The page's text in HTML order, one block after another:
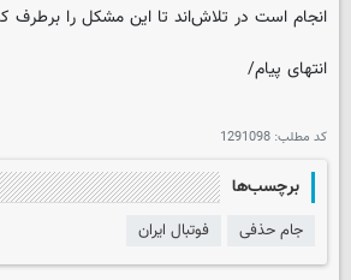
انجام است در تلاش‌اند تا این مشکل را برطرف
انتهای پیام/
کد مطلب: 1291098
برچسب‌ها
جام حذفی فوتبال ایران